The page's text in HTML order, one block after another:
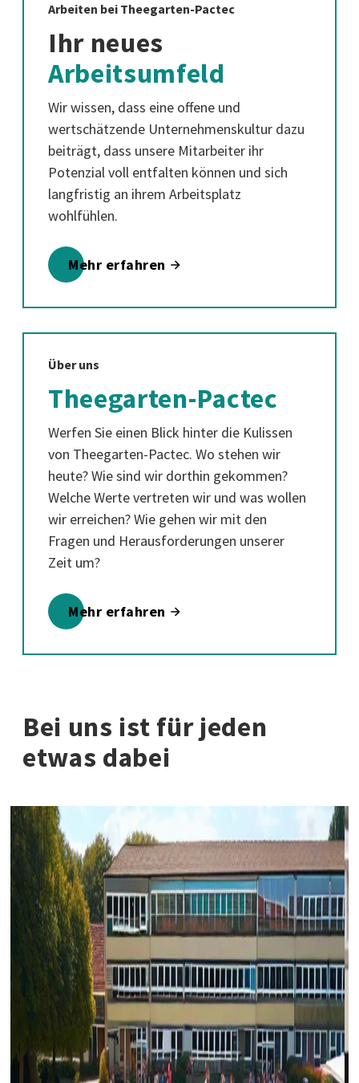
Arbeiten bei Theegarten-Pactec
Ihr neues
Arbeitsumfeld
Wir wissen, dass eine offene und
wertschätzende Unternehmenskultur dazu
beiträgt, dass unsere Mitarbeiter ihr
Potenzial voll entfalten können und sich
langfristig an ihrem Arbeitsplatz
wohlfühlen.
Mehr erfahren
Über uns
Theegarten-Pactec
Werfen Sie einen Blick hinter die Kulissen
von Theegarten-Pactec. Wo stehen wir
heute? Wie sind wir dorthin gekommen?
Welche Werte vertreten wir und was wollen
wir erreichen? Wie gehen wir mit den
Fragen und Herausforderungen unserer
Zeit um?
Mehr erfahren
Bei uns ist für jeden
etwas dabei